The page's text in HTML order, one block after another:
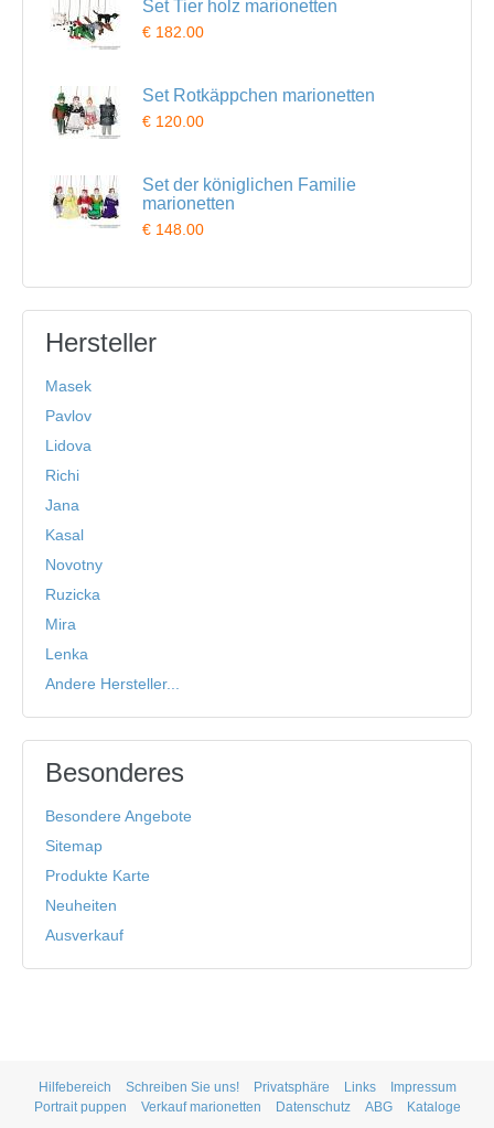
Set Tier holz marionetten
€ 182.00
Set Rotkäppchen marionetten
€ 120.00
Set der königlichen Familie
marionetten
€ 148.00
Hersteller
Masek
Pavlov
Lidova
Richi
Jana
Kasal
Novotny
Ruzicka
Mira
Lenka
Andere Hersteller...
Besonderes
Besondere Angebote
Sitemap
Produkte Karte
Neuheiten
Ausverkauf
Hilfebereich Schreiben Sie uns! Privatsphäre Links
Impressum
Portrait puppen
Verkauf marionetten Datenschutz ABG Kataloge